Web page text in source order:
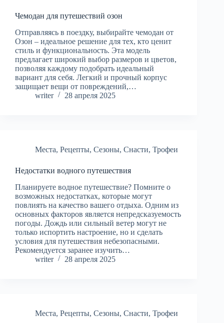
Чемодан для путешествий озон
Отправляясь в поездку, выбирайте чемодан от
Озон – идеальное решение для тех, кто ценит
стиль и функциональность. Эта модель
предлагает широкий выбор размеров и цветов,
позволяя каждому подобрать идеальный
вариант для себя. Легкий и прочный корпус
защищает вещи от повреждений,…
writer
28 апреля 2025
Места, Рецепты, Сезоны, Снасти, Трофеи
Недостатки водного путешествия
Планируете водное путешествие? Помните о
возможных недостатках, которые могут
повлиять на качество вашего отдыха. Одним из
основных факторов является непредсказуемость
погоды. Дождь или сильный ветер могут не
только испортить настроение, но и сделать
условия для путешествия небезопасными.
Рекомендуется заранее изучить…
writer
28 апреля 2025
Места, Рецепты, Сезоны, Снасти, Трофеи